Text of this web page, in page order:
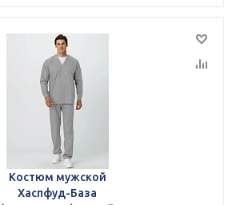
Костюм мужской
Хаспфуд-База